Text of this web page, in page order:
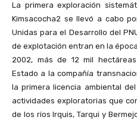
La primera exploración
Kimsacocha2 se llevó a cabo
Unidas para el Desarrollo del
de explotación entran en la
2002, más de 12 mil
Estado a la compañía
la primera licencia ambiental
actividades exploratorias que
de los ríos Irquis, Tarqui y